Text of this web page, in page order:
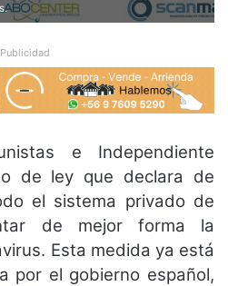
Publicidad
e Independiente
de ley que declara de
el sistema privado de
de mejor forma la
Esta medida ya está
por el gobierno español,